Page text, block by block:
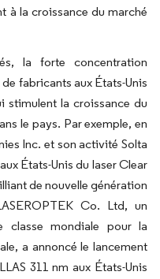
à la croissance du marché
la forte concentration
fabricants aux États-Unis
stimulent la croissance du
le pays. Par exemple, en
Inc. et son activité Solta
États-Unis du laser Clear
de nouvelle génération
Co. Ltd, un
classe mondiale pour la
a annoncé le lancement
311 nm aux États-Unis